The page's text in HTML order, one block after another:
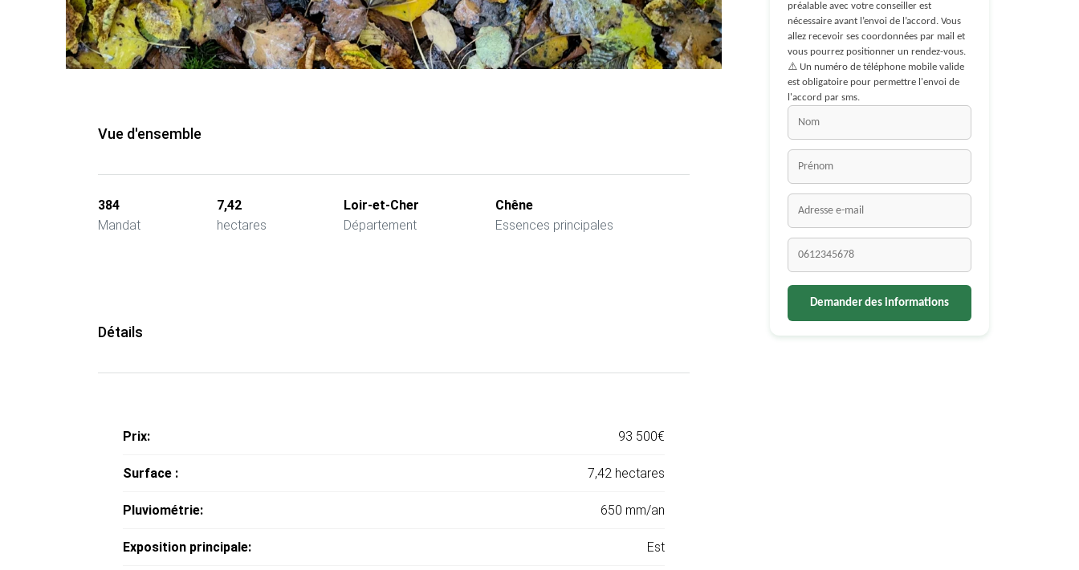
Vue d'ensemble
384
Mandat
7,42
hectares
Loir-et-Cher
Département
Chêne
Essences principales
Détails
Prix: 93 500€
Surface : 7,42 hectares
Pluviométrie: 650 mm/an
Exposition principale: Est
préalable avec votre conseiller est
nécessaire avant l’envoi de l’accord. Vous
allez recevoir ses coordonnées par mail et
vous pourrez positionner un rendez-vous.
⚠️ Un numéro de téléphone mobile valide
est obligatoire pour permettre l'envoi de
l'accord par sms.